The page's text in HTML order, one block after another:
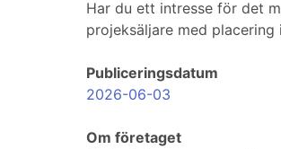
Har du ett intresse för det
projeksäljare med placering
Publiceringsdatum
2026-06-03
Om företaget